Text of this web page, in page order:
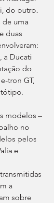
do outro.
de uma
duas
a Ducati
do
tron GT,
modelos –
no
pelos
e
a
sobre